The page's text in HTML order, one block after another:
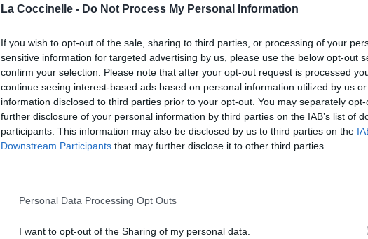
La Coccinelle - Do Not Process My Personal Information
If you wish to opt-out of the sale, sharing to third parties, or processing of your
sensitive information for targeted advertising by us, please use the below opt-out
confirm your selection. Please note that after your opt-out request is processed
continue seeing interest-based ads based on personal information utilized by us
information disclosed to third parties prior to your opt-out. You may separately
further disclosure of your personal information by third parties on the IAB’s list of
participants. This information may also be disclosed by us to third parties on the
Downstream Participants that may further disclose it to other third parties.
Personal Data Processing Opt Outs
I want to opt-out of the Sharing of my personal data.